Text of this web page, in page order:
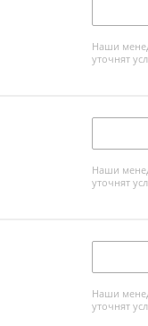
Наши
уточнят
Наши
уточнят
Наши
уточнят